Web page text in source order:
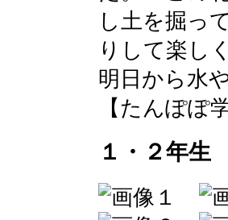
し土を掘っ
りして楽し
明日から水
【たんぽぽ
１・２年